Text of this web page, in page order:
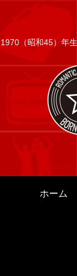
1970（昭和45）年
ホーム